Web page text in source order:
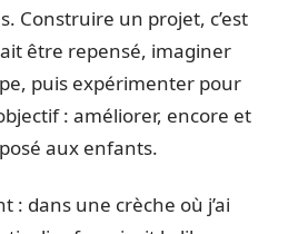
Construire un projet, c’est
être repensé, imaginer
puis expérimenter pour
: améliorer, encore et
aux enfants.
: dans une crèche où j’ai